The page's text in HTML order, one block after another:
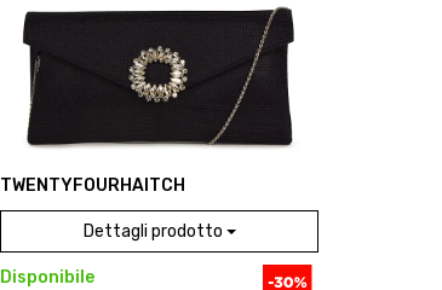
TWENTYFOURHAITCH
Dettagli prodotto
Disponibile